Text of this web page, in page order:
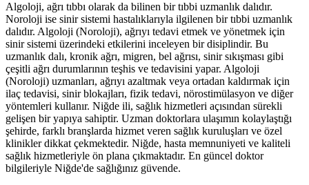
Algoloji, ağrı tıbbı olarak da bilinen bir tıbbi uzmanlık dalıdır.
Noroloji ise sinir sistemi hastalıklarıyla ilgilenen bir tıbbi uzmanlık
dalıdır. Algoloji (Noroloji), ağrıyı tedavi etmek ve yönetmek için
sinir sistemi üzerindeki etkilerini inceleyen bir disiplindir. Bu
uzmanlık dalı, kronik ağrı, migren, bel ağrısı, sinir sıkışması gibi
çeşitli ağrı durumlarının teşhis ve tedavisini yapar. Algoloji
(Noroloji) uzmanları, ağrıyı azaltmak veya ortadan kaldırmak için
ilaç tedavisi, sinir blokajları, fizik tedavi, nörostimülasyon ve diğer
yöntemleri kullanır. Niğde ili, sağlık hizmetleri açısından sürekli
gelişen bir yapıya sahiptir. Uzman doktorlara ulaşımın kolaylaştığı
şehirde, farklı branşlarda hizmet veren sağlık kuruluşları ve özel
klinikler dikkat çekmektedir. Niğde, hasta memnuniyeti ve kaliteli
sağlık hizmetleriyle ön plana çıkmaktadır. En güncel doktor
bilgileriyle Niğde'de sağlığınız güvende.